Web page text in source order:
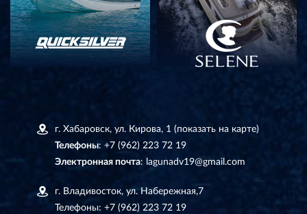
г. Хабаровск, ул. Кирова, 1 (показать на карте)
Телефоны: +7 (962) 223 72 19
Электронная почта: lagunadv19@gmail.com
г. Владивосток, ул. Набережная,7
Телефоны: +7 (962) 223 72 19